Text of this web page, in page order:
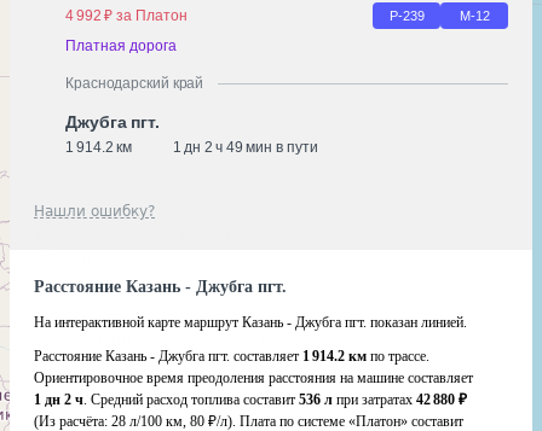
4 992 ₽ за Платон
Р-239 М-12
Платная дорога
Краснодарский край
Джубга пгт.
1 914.2 км 1 дн 2 ч 49 мин в пути
Нашли ошибку?
Расстояние Казань - Джубга пгт.
На интерактивной карте маршрут Казань - Джубга пгт. показан линией.
Расстояние Казань - Джубга пгт. составляет 1 914.2 км по трассе.
Ориентировочное время преодоления расстояния на машине составляет
1 дн 2 ч. Средний расход топлива составит 536 л при затратах 42 880 ₽
(Из расчёта: 28 л/100 км, 80 ₽/л). Плата по системе «Платон» составит